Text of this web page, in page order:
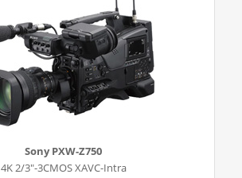
Sony PXW-Z750
4K 2/3″-3CMOS XAVC-Intra